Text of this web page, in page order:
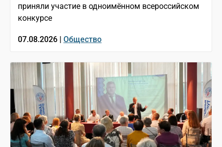
приняли участие в одноимённом всероссийском
конкурсе
07.08.2026 | Общество